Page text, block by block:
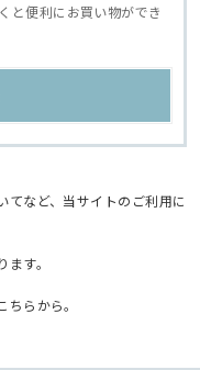
と便利にお買い物ができ
てなど、当サイトのご利用に
す。
らから。